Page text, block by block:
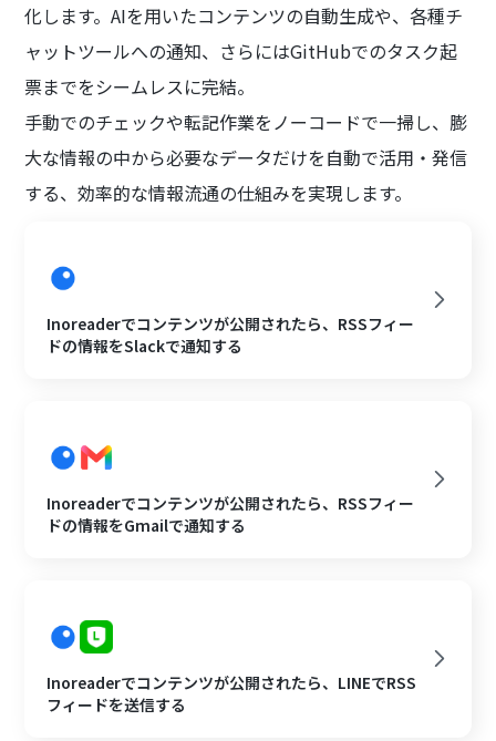
化します。AIを用いたコンテンツの自動生成や、各種チ
ャットツールへの通知、さらにはGitHubでのタスク起
票までをシームレスに完結。
手動でのチェックや転記作業をノーコードで一掃し、膨
大な情報の中から必要なデータだけを自動で活用・発信
する、効率的な情報流通の仕組みを実現します。
Inoreaderでコンテンツが公開されたら、RSSフィー
ドの情報をSlackで通知する
Inoreaderでコンテンツが公開されたら、RSSフィー
ドの情報をGmailで通知する
Inoreaderでコンテンツが公開されたら、LINEでRSS
フィードを送信する